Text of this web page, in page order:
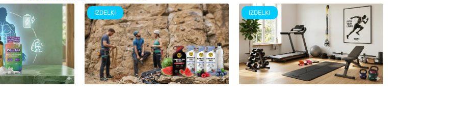
IZDELKI IZDELKI